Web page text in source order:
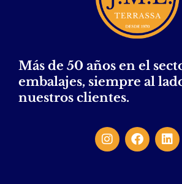
Más de 50 años en el
embalajes, siempre al
nuestros clientes.